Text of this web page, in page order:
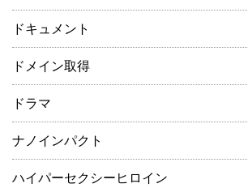
ドキュメント
ドメイン取得
ドラマ
ナノインパクト
ハイパーセクシーヒロイン